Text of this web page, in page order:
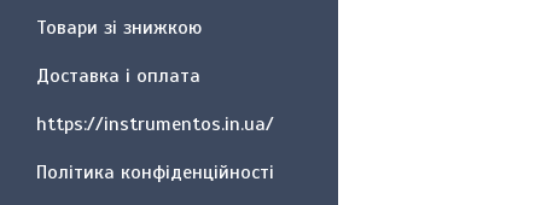
Товари зі знижкою
Доставка і оплата
https://instrumentos.in.ua/
Політика конфіденційності